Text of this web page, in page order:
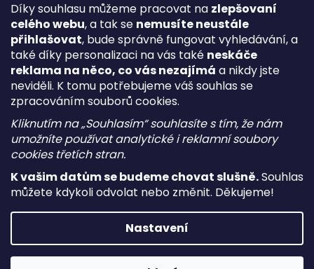
Díky souhlasu můžeme pracovat na zlepšovaní
celého webu, a tak se nemusíte neustále
přihlašovat, bude správně fungovat vyhledávání, a
také díky personalizaci na vás také neskáče
reklama na něco, co vás nezajímá a nikdy jste
neviděli. K tomu potřebujeme váš souhlas se
zpracováním souborů cookies.
Kliknutím na „Souhlasím“ souhlasíte s tím, že nám
umožníte používat analytické i reklamní soubory
cookies třetích stran.
K vašim datům se budeme chovat slušně.Souhlas
můžete kdykoli odvolat nebo změnit. Děkujeme!
Nastavení
Vytvořil Shoptet
Copyright 2026i-vape. Všechna práva vyhrazena.Upravit
nastavení cookies